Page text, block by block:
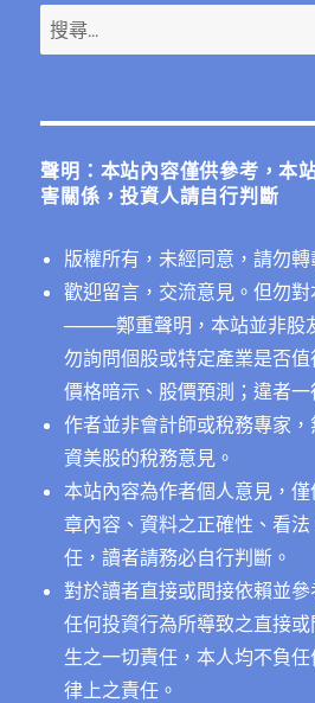
搜
尋
鍵
聲明：本站內容僅供參考，本
害關係，投資人請自行判斷
版權所有，未經同意，請勿轉
歡迎留言，交流意見。但勿
────鄭重聲明，本站並非股
勿詢問個股或特定產業是否值
價格暗示、股價預測；違者一
作者並非會計師或稅務專家
資美股的稅務意見。
本站內容為作者個人意見，
章內容、資料之正確性、看
任，讀者請務必自行判斷。
對於讀者直接或間接依賴並
任何投資行為所導致之直接
生之一切責任，本人均不負
律上之責任。